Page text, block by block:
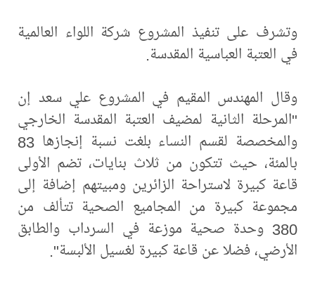
وتشرف على تنفيذ المشروع شركة اللواء العالمية
في العتبة العباسية المقدسة.
وقال المهندس المقيم في المشروع علي سعد إن
"المرحلة الثانية لمضيف العتبة المقدسة الخارجي
والمخصصة لقسم النساء بلغت نسبة إنجازها 83
بالمئة، حيث تتكون من ثلاث بنايات، تضم الأولى
قاعة كبيرة لاستراحة الزائرين ومبيتهم إضافة إلى
مجموعة كبيرة من المجاميع الصحية تتألف من
380 وحدة صحية موزعة في السرداب والطابق
الأرضي، فضلا عن قاعة كبيرة لغسيل الألبسة".